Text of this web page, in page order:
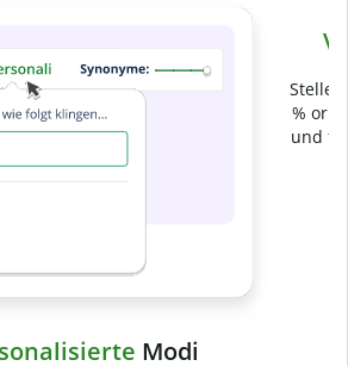
sicher, dass dein Text zu 100
deine Arbeit in Sekundenschnelle
in über 100 Sprachen.